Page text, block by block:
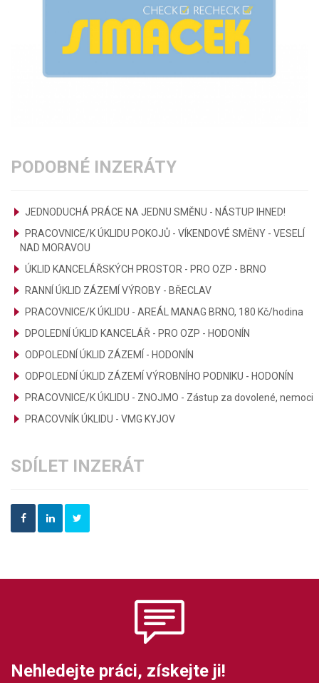
PODOBNÉ INZERÁTY
JEDNODUCHÁ PRÁCE NA JEDNU SMĚNU - NÁSTUP IHNED!
PRACOVNICE/K ÚKLIDU POKOJŮ - VÍKENDOVÉ SMĚNY - VESELÍ
NAD MORAVOU
ÚKLID KANCELÁŘSKÝCH PROSTOR - PRO OZP - BRNO
RANNÍ ÚKLID ZÁZEMÍ VÝROBY - BŘECLAV
PRACOVNICE/K ÚKLIDU - AREÁL MANAG BRNO, 180 Kč/hodina
DPOLEDNÍ ÚKLID KANCELÁŘ - PRO OZP - HODONÍN
ODPOLEDNÍ ÚKLID ZÁZEMÍ - HODONÍN
ODPOLEDNÍ ÚKLID ZÁZEMÍ VÝROBNÍHO PODNIKU - HODONÍN
PRACOVNICE/K ÚKLIDU - ZNOJMO - Zástup za dovolené, nemoci
PRACOVNÍK ÚKLIDU - VMG KYJOV
SDÍLET INZERÁT
Nehledejte práci, získejte ji!